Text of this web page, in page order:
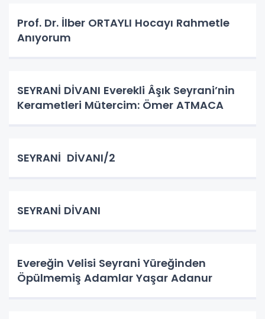
Prof. Dr. İlber ORTAYLI Hocayı Rahmetle
Anıyorum
SEYRANİ DİVANI Everekli Âşık Seyrani’nin
Kerametleri Mütercim: Ömer ATMACA
SEYRANİ DİVANI/2
SEYRANİ DİVANI
Evereğin Velisi Seyrani Yüreğinden
Öpülmemiş Adamlar Yaşar Adanur